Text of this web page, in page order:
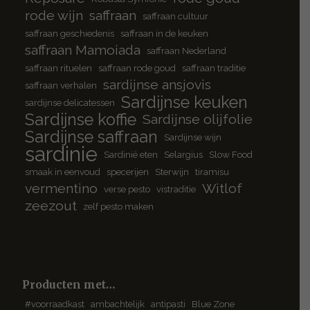
rode wijn saffraan
saffraan cultuur
saffraan geschiedenis
saffraan in de keuken
saffraan Mamoiada
saffraan Nederland
saffraan rituelen
saffraan rode goud
saffraan traditie
saffraan verhalen
sardijnse ansjovis
sardijnse delicatessen
Sardijnse keuken
Sardijnse koffie Sardijnse olijfolie
Sardijnse saffraan Sardijnse wijn
sardinie Sardinië eten Selargius
Slow Food
smaak in eenvoud
specerijen Sterwijn tiramisu
vermentino verse pesto vistraditie Witlof
zeezout
zelf pesto maken
Producten met…
#voorraadkast ambachtelijk antipasti Blue Zone